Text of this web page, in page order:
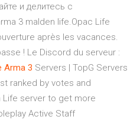
и делитесь с
3 malden life.Opac Life
après les vacances.
! Le Discord du serveur :
Arma 3 Servers | TopG Servers
ranked by votes and
Life server to get more
Active Staff